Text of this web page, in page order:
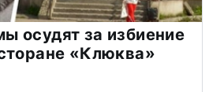
осудят за избиение
«Клюква»